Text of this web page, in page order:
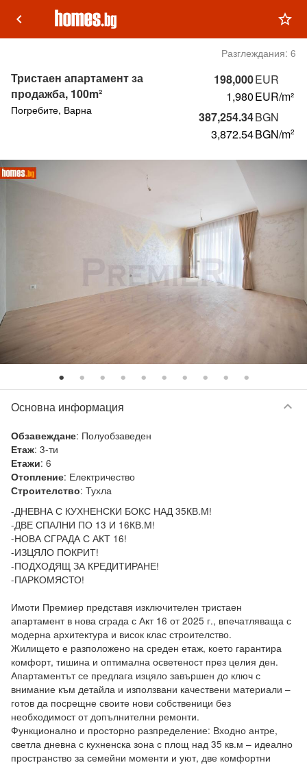
keyboard_arrow_left star_outline
Разглеждания: 6
198,000EUR
1,980EUR/m²
387,254.34BGN
3,872.54BGN/m2
Тристаен апартамент за
продажба, 100m²
Погребите, Варна
Основна информация keyboard_arrow_down
Обзавеждане: Полуобзаведен
Етаж: 3-ти
Етажи: 6
Отопление: Електричество
Строителство: Тухла
-ДНЕВНА С КУХНЕНСКИ БОКС НАД 35КВ.М!
-ДВЕ СПАЛНИ ПО 13 И 16КВ.М!
-НОВА СГРАДА С АКТ 16!
-ИЗЦЯЛО ПОКРИТ!
-ПОДХОДЯЩ ЗА КРЕДИТИРАНЕ!
-ПАРКОМЯСТО!
Имоти Премиер представя изключителен тристаен
апартамент в нова сграда с Акт 16 от 2025 г., впечатляваща с
модерна архитектура и висок клас строителство.
Жилището е разположено на среден етаж, което гарантира
комфорт, тишина и оптимална осветеност през целия ден.
Апартаментът се предлага изцяло завършен до ключ с
внимание към детайла и използвани качествени материали –
готов да посрещне своите нови собственици без
необходимост от допълнителни ремонти.
Функционално и просторно разпределение: Входно антре,
светла дневна с кухненска зона с площ над 35 кв.м – идеално
пространство за семейни моменти и уют, две комфортни